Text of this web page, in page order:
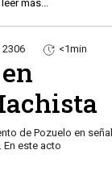
leer más...
2306 <1min
de Pozuelo en
este acto